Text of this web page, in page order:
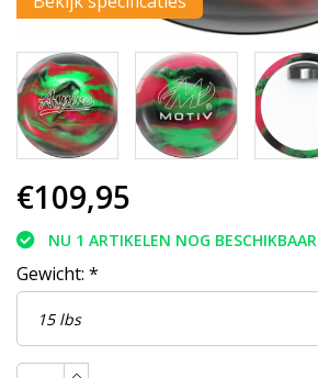
€109,95
NU 1 ARTIKELEN NOG BESCHIKBAAR
Gewicht: *